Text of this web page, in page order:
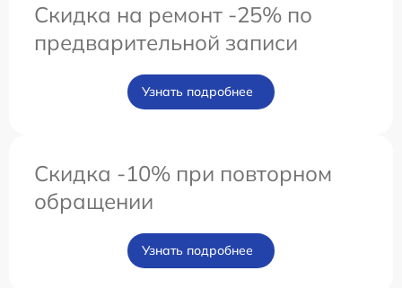
Скидка на ремонт -25% по
предварительной записи
Узнать подробнее
Скидка -10% при повторном
обращении
Узнать подробнее